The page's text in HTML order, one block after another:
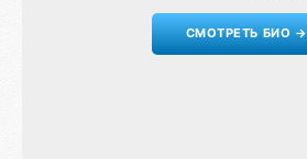
СМОТРЕТЬ БИО →